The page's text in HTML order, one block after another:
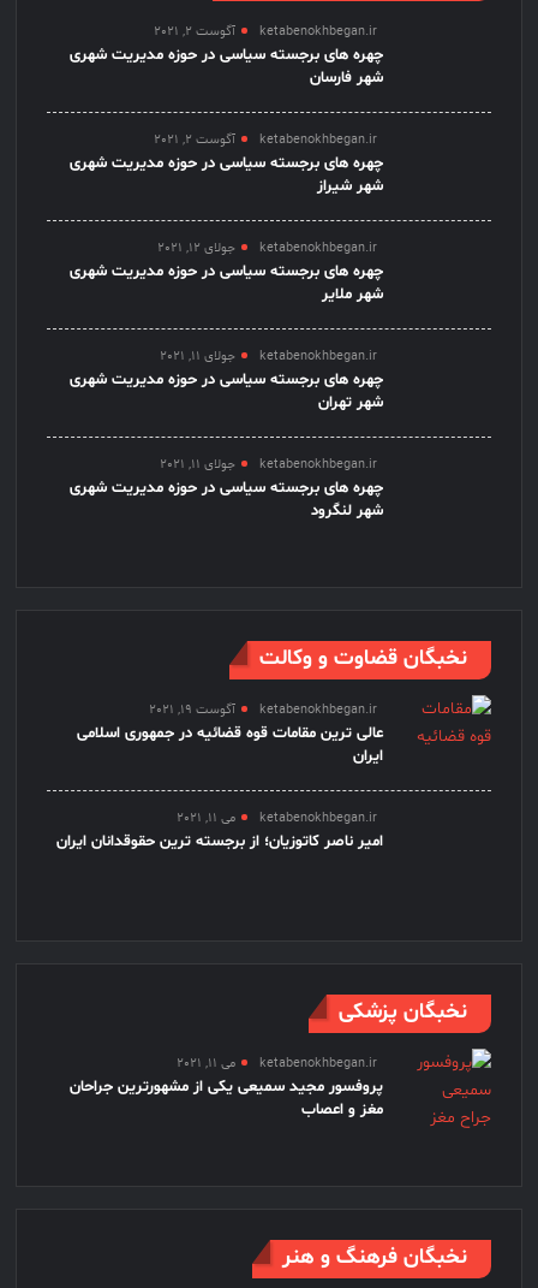
ketabenokhbegan.ir آگوست 2, 2021
چهره های برجسته سیاسی در حوزه مدیریت شهری
شهر فارسان
ketabenokhbegan.ir آگوست 2, 2021
چهره های برجسته سیاسی در حوزه مدیریت شهری
شهر شیراز
ketabenokhbegan.ir جولای 12, 2021
چهره های برجسته سیاسی در حوزه مدیریت شهری
شهر ملایر
ketabenokhbegan.ir جولای 11, 2021
چهره های برجسته سیاسی در حوزه مدیریت شهری
شهر تهران
ketabenokhbegan.ir جولای 11, 2021
چهره های برجسته سیاسی در حوزه مدیریت شهری
شهر لنگرود
نخبگان قضاوت و وکالت
ketabenokhbegan.ir آگوست 19, 2021
عالی ترین مقامات قوه قضائیه در جمهوری اسلامی
ایران
ketabenokhbegan.ir می 11, 2021
امیر ناصر کاتوزیان؛ از برجسته ترین حقوقدانان ایران
نخبگان پزشکی
ketabenokhbegan.ir می 11, 2021
پروفسور مجید سمیعی یکی از مشهورترین جراحان
مغز و اعصاب
نخبگان فرهنگ و هنر